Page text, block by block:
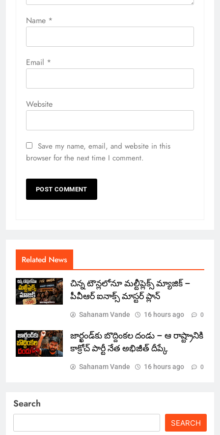
Name *
Email *
Website
Save my name, email, and website in this
browser for the next time I comment.
Related News
చిన్న టౌన్లలోనూ మల్టీప్లెక్స్‌ మ్యాజిక్ –
పీవీఆర్ ఐనాక్స్ మాస్టర్ ప్లాన్
Sahanam Vande 16 hours ago 0
జార్ఖండ్‌కు బొద్దింకల దండు – ఆ రాష్ట్రానికి
కాక్రోచ్ పార్టీ నేత అభిజీత్ దీప్కే
Sahanam Vande 16 hours ago 0
Search
SEARCH